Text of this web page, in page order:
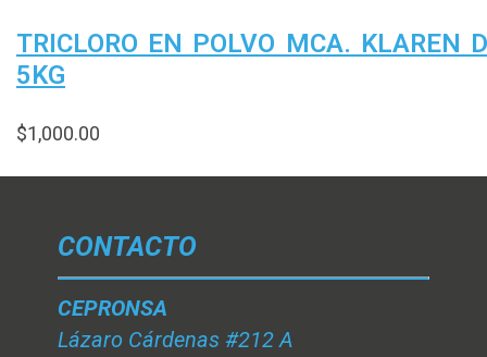
TRICLORO EN POLVO MCA. KLAREN
5KG
$1,000.00
CONTACTO
CEPRONSA
Lázaro Cárdenas #212 A